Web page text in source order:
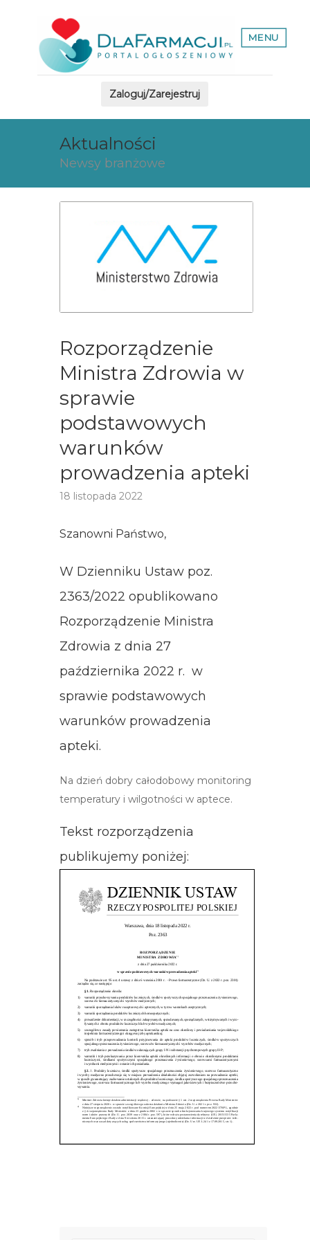
MENU
Zaloguj/Zarejestruj
Aktualności
Newsy branżowe
Rozporządzenie
Ministra Zdrowia w
sprawie
podstawowych
warunków
prowadzenia apteki
18 listopada 2022
Szanowni Państwo,
W Dzienniku Ustaw poz.
2363/2022 opublikowano
Rozporządzenie Ministra
Zdrowia z dnia 27
października 2022 r. w
sprawie podstawowych
warunków prowadzenia
apteki.
Na dzień dobry całodobowy monitoring
temperatury i wilgotności w aptece.
Tekst rozporządzenia
publikujemy poniżej: